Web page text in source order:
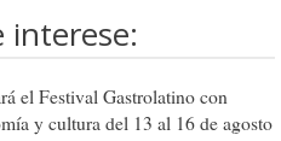
interese:
el Festival Gastrolatino con
y cultura del 13 al 16 de agosto